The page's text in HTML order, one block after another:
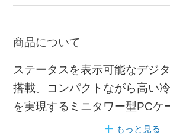
商品について
ステータスを表示可能なデジ
搭載。コンパクトながら高い
を実現するミニタワー型PCケ
もっと見る